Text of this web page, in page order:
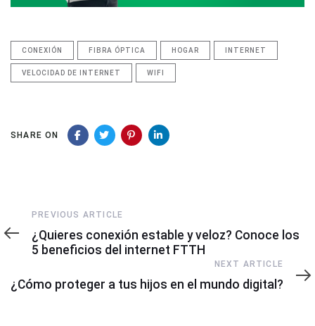
CONEXIÓN FIBRA ÓPTICA HOGAR INTERNET
VELOCIDAD DE INTERNET WIFI
SHARE ON
Previous
Article
PREVIOUS ARTICLE
¿Quieres conexión estable y veloz? Conoce los
5 beneficios del internet FTTH
Article
NEXT ARTICLE
¿Cómo proteger a tus hijos en el mundo digital?